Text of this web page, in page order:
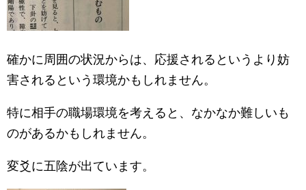
確かに周囲の状況からは、応援されるというより妨
害されるという環境かもしれません。
特に相手の職場環境を考えると、なかなか難しいも
のがあるかもしれません。
変爻に五陰が出ています。